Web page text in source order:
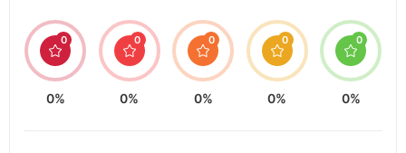
0
0%
0
0%
0
0%
0
0%
0
0%